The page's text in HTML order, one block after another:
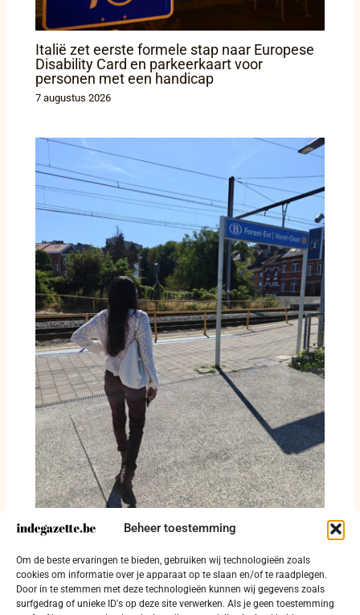
Beheer toestemming
Om de beste ervaringen te bieden, gebruiken wij technologieën zoals
cookies om informatie over je apparaat op te slaan en/of te raadplegen.
Door in te stemmen met deze technologieën kunnen wij gegevens zoals
surfgedrag of unieke ID's op deze site verwerken. Als je geen toestemming
Italië zet eerste formele stap naar Europese
Disability Card en parkeerkaart voor
personen met een handicap
7 augustus 2026
Tussen bronwater, bouwkranen en een
verlaten autofabriek: hoe Vorst zichzelf
opnieuw uitvindt
4 augustus 2026